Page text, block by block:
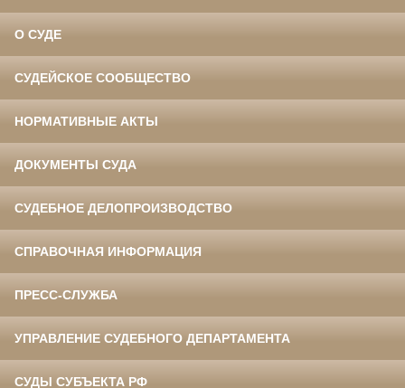
О СУДЕ
СУДЕЙСКОЕ СООБЩЕСТВО
НОРМАТИВНЫЕ АКТЫ
ДОКУМЕНТЫ СУДА
СУДЕБНОЕ ДЕЛОПРОИЗВОДСТВО
СПРАВОЧНАЯ ИНФОРМАЦИЯ
ПРЕСС-СЛУЖБА
УПРАВЛЕНИЕ СУДЕБНОГО ДЕПАРТАМЕНТА
СУДЫ СУБЪЕКТА РФ